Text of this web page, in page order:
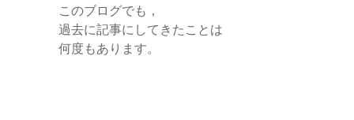
このブログでも，
過去に記事にしてきたことは
何度もあります。